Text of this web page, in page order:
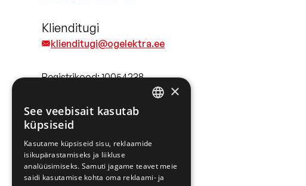
Klienditugi
klienditugi@ogelektra.ee
Registrikood: 10054238
Juhised
×
See veebisait kasutab
küpsiseid
Kasutame küpsiseid sisu, reklaamide
isikupärastamiseks ja liikluse
analüüsimiseks. Samuti jagame teavet meie
saidi kasutamise kohta oma reklaami- ja